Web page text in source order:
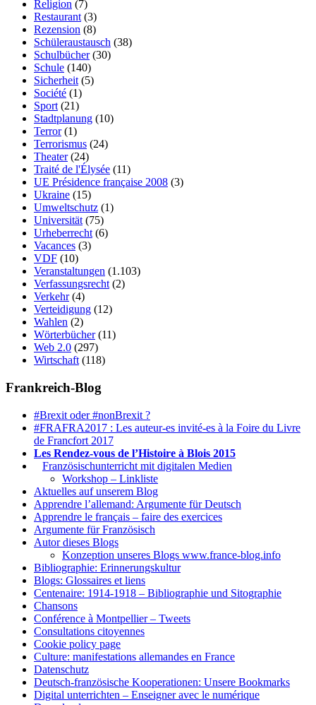
Religion (7)
Restaurant(3)
Rezension (8)
Schüleraustausch (38)
Schulbücher(30)
Schule (140)
Sicherheit(5)
Société (1)
Sport(21)
Stadtplanung (10)
Terror(1)
Terrorismus (24)
Theater(24)
Traité de l'Élysée (11)
UE Présidence française 2008 (3)
Ukraine (15)
Umweltschutz (1)
Universität(75)
Urheberrecht(6)
Vacances (3)
VDF (10)
Veranstaltungen (1.103)
Verfassungsrecht(2)
Verkehr(4)
Verteidigung (12)
Wahlen (2)
Wörterbücher(11)
Web 2.0 (297)
Wirtschaft(118)
Frankreich-Blog
#Brexit oder #nonBrexit ?
#FRAFRA2017 : Les auteur-es invité-es à la Foire du Livre
de Francfort 2017
Les Rendez-vous de l’Histoire à Blois 2015
Französischunterricht mit digitalen Medien
Workshop – Linkliste
Aktuelles auf unserem Blog
Apprendre l’allemand: Argumente für Deutsch
Apprendre le français – faire des exercices
Argumente für Französisch
Autor dieses Blogs
Konzeption unseres Blogs www.france-blog.info
Bibliographie: Erinnerungskultur
Blogs: Glossaires et liens
Centenaire: 1914-1918 – Bibliographie und Sitographie
Chansons
Conférence à Montpellier – Tweets
Consultations citoyennes
Cookie policy page
Culture: manifestations allemandes en France
Datenschutz
Deutsch-französische Kooperationen: Unsere Bookmarks
Digital unterrichten – Enseigner avec le numérique